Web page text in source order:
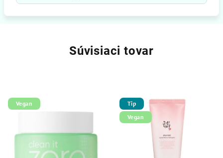
Súvisiaci tovar
Vegan
Tip
Vegan